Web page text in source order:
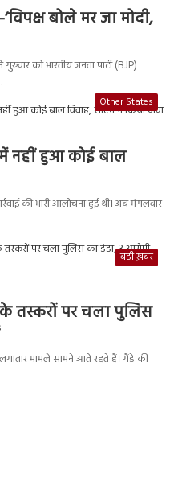
बोले मर जा मोदी,
को भारतीय जनता पार्टी (BJP)
Other States
नहीं हुआ कोई बाल
की भारी आलोचना हुई थी। अब मंगलवार
बड़ी ख़बर
तस्करों पर चला पुलिस
मामले सामने आते रहते हैं। गैंडे की